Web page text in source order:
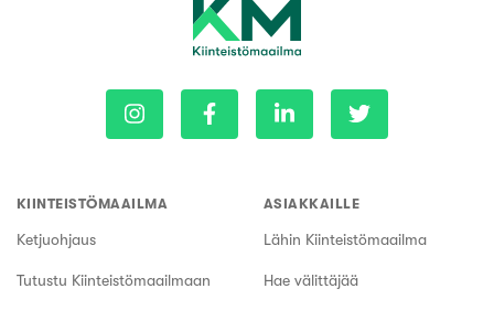
KIINTEISTÖMAAILMA
Ketjuohjaus
Tutustu Kiinteistömaailmaan
ASIAKKAILLE
Lähin Kiinteistömaailma
Hae välittäjää